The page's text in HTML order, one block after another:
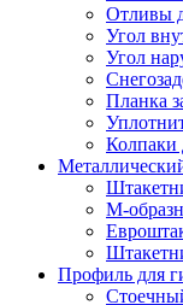
Отливы
Угол
Угол
Планка
Колпаки
М-
Профиль для